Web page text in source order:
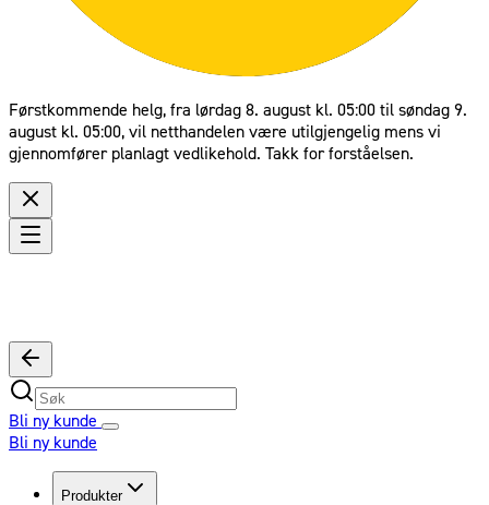
Førstkommende helg, fra lørdag 8. august kl. 05:00 til søndag 9.
august kl. 05:00, vil netthandelen være utilgjengelig mens vi
gjennomfører planlagt vedlikehold. Takk for forståelsen.
Bli ny kunde
Bli ny kunde
Produkter